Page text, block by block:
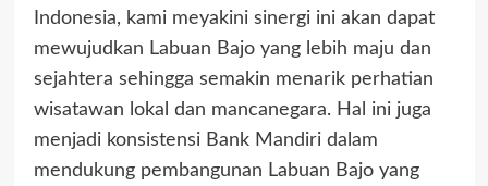
Indonesia, kami meyakini sinergi ini akan dapat
mewujudkan Labuan Bajo yang lebih maju dan
sejahtera sehingga semakin menarik perhatian
wisatawan lokal dan mancanegara. Hal ini juga
menjadi konsistensi Bank Mandiri dalam
mendukung pembangunan Labuan Bajo yang